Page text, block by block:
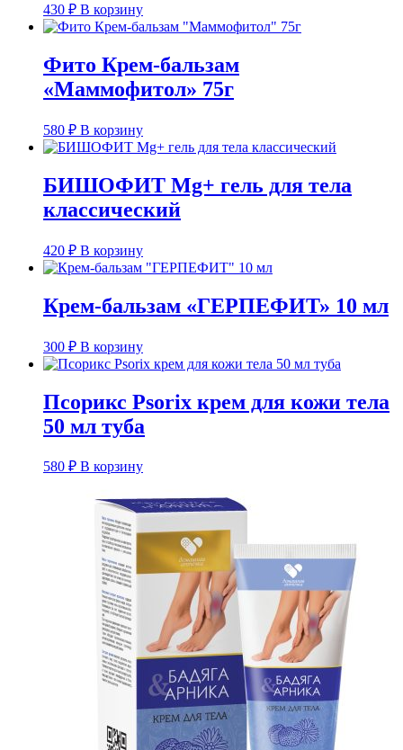
430 ₽ В корзину
Фито Крем-бальзам
«Маммофитол» 75г
580 ₽ В корзину
БИШОФИТ Mg+ гель для тела
классический
420 ₽ В корзину
Крем-бальзам «ГЕРПЕФИТ» 10 мл
300 ₽ В корзину
Псорикс Psorix крем для кожи тела
50 мл туба
580 ₽ В корзину